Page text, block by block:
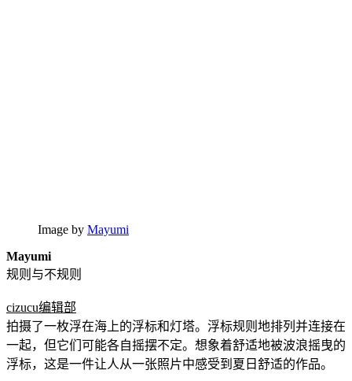
Image by Mayumi
Mayumi
规则与不规则
cizucu编辑部
拍摄了一枚浮在海上的浮标和灯塔。浮标规则地排列并连接在
一起，但它们可能各自摇摆不定。想象着舒适地被波浪摇曳的
浮标，这是一件让人从一张照片中感受到夏日舒适的作品。